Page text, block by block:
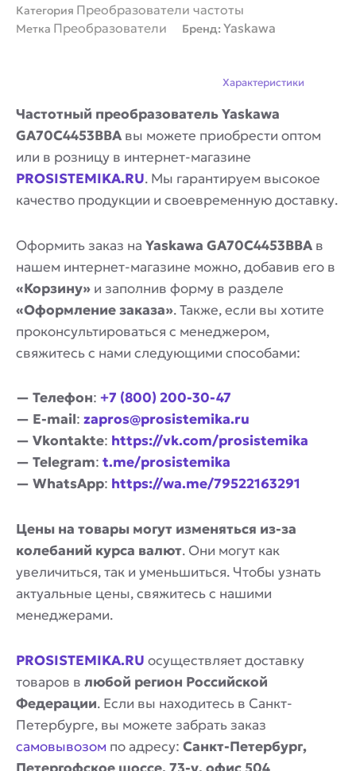
Категория Преобразователи частоты
Метка Преобразователи Бренд: Yaskawa
Характеристики
Частотный преобразователь Yaskawa
GA70C4453BBA вы можете приобрести оптом
или в розницу в интернет-магазине
PROSISTEMIKA.RU. Мы гарантируем высокое
качество продукции и своевременную доставку.
Оформить заказ на Yaskawa GA70C4453BBA в
нашем интернет-магазине можно, добавив его в
«Корзину» и заполнив форму в разделе
«Оформление заказа». Также, если вы хотите
проконсультироваться с менеджером,
свяжитесь с нами следующими способами:
— Телефон: +7 (800) 200-30-47
— E-mail: zapros@prosistemika.ru
— Vkontakte: https://vk.com/prosistemika
— Telegram: t.me/prosistemika
— WhatsApp: https://wa.me/79522163291
Цены на товары могут изменяться из-за
колебаний курса валют. Они могут как
увеличиться, так и уменьшиться. Чтобы узнать
актуальные цены, свяжитесь с нашими
менеджерами.
PROSISTEMIKA.RU осуществляет доставку
товаров в любой регион Российской
Федерации. Если вы находитесь в Санкт-
Петербурге, вы можете забрать заказ
самовывозом по адресу: Санкт-Петербург,